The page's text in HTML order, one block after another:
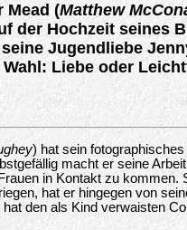
Mead (Matthew
der Hochzeit seines
Jugendliebe
Liebe oder
) hat sein
macht er seine
in Kontakt zu kommen.
hat er hingegen von
den als Kind verwaisten